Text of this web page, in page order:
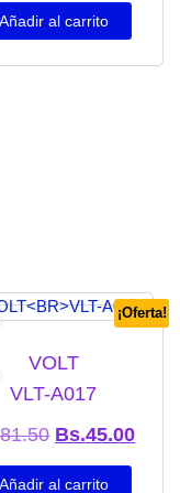
es: Bs.25.00.
Añadir al carrito
Bs.111.00.
es: Bs.65.00.
¡Oferta!
VOLT
VLT-A017
81.50 El precio
Bs.45.00El
Añadir al carrito